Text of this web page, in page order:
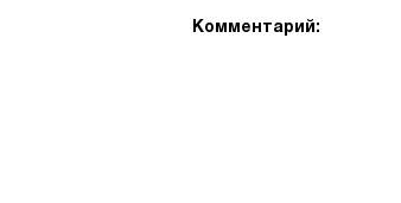
Комментарий: